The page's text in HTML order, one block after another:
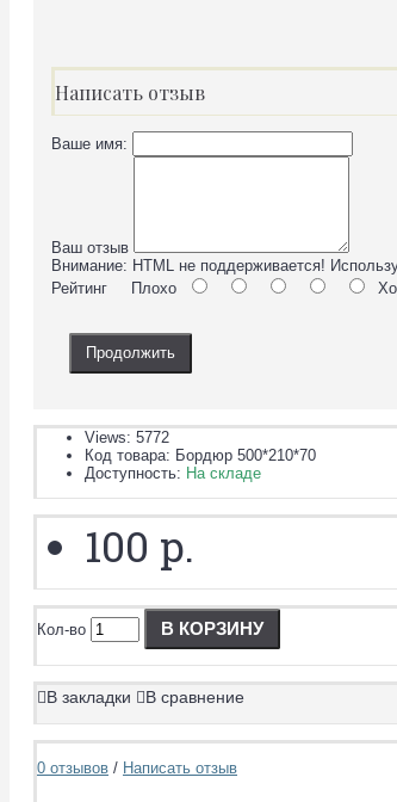
Написать отзыв
Ваше имя:
Ваш отзыв
Внимание: HTML не поддерживается!
Рейтинг Плохо
Продолжить
Views: 5772
Код товара: Бордюр 500*210*70
Доступность: На складе
100 р.
Кол-во В КОРЗИНУ
В закладки В сравнение
0 отзывов / Написать отзыв